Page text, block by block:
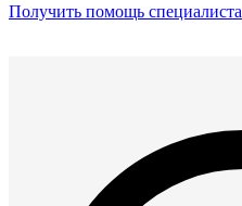
Получить помощь специалиста